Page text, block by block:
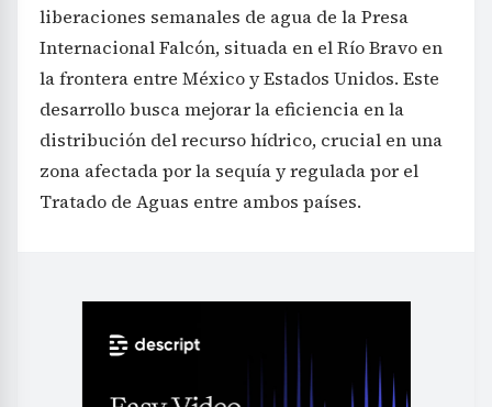
liberaciones semanales de agua de la Presa
Internacional Falcón, situada en el Río Bravo en
la frontera entre México y Estados Unidos. Este
desarrollo busca mejorar la eficiencia en la
distribución del recurso hídrico, crucial en una
zona afectada por la sequía y regulada por el
Tratado de Aguas entre ambos países.